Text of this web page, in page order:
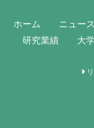
ホーム ニュース
研究業績
大